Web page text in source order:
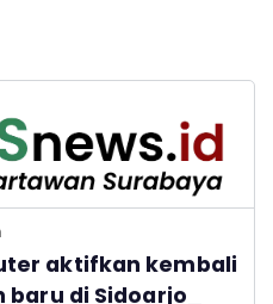
aktifkan kembali
di Sidoarjo_